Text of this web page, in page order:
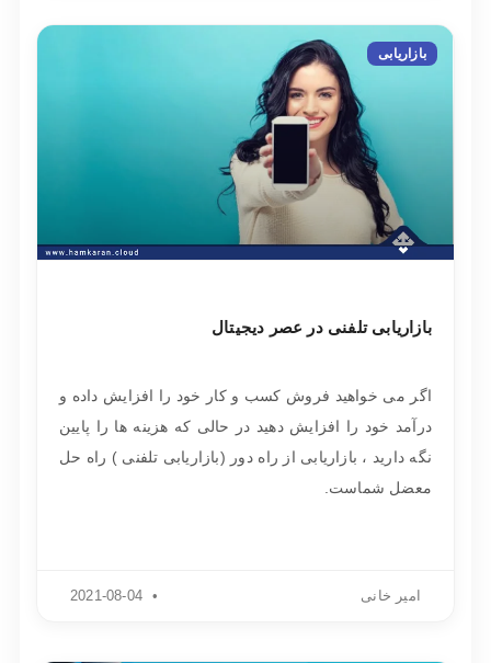
بازاریابی
بازاریابی تلفنی در عصر دیجیتال
اگر می خواهید فروش کسب و کار خود را افزایش داده و
درآمد خود را افزایش دهید در حالی که هزینه ها را پایین
نگه دارید ، بازاریابی از راه دور (بازاریابی تلفنی ) راه حل
معضل شماست.
امیر خانی